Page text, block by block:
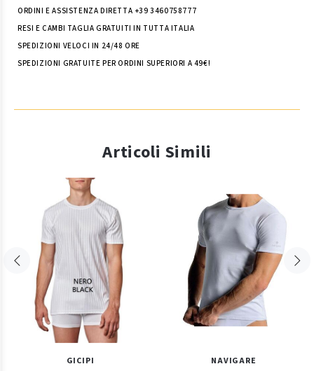
ORDINI E ASSISTENZA DIRETTA +39 3460758777
RESI E CAMBI TAGLIA GRATUITI IN TUTTA ITALIA
SPEDIZIONI VELOCI IN 24/48 ORE
SPEDIZIONI GRATUITE PER ORDINI SUPERIORI A 49€!
Articoli Simili
GICIPI NAVIGARE